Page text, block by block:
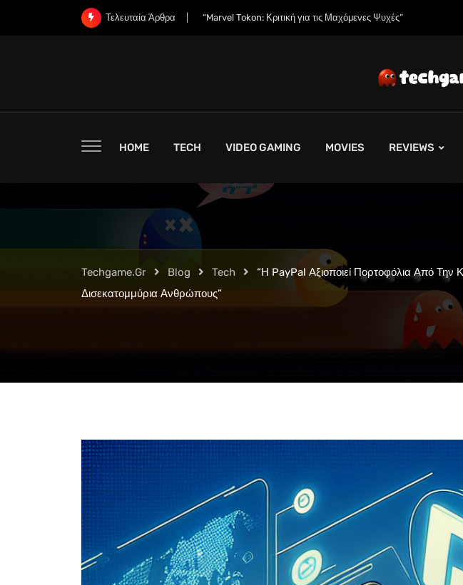
Τελευταία Άρθρα “Εδώ Μπορείτε να Προπαραγγείλετε το Spider-Man: Brand
HOME TECH VIDEO GAMING MOVIES REVIEWS
Techgame.gr Blog Tech
“Η PayPal Αξιοποιεί Πορτοφόλια Από Την
Δισεκατομμύρια Ανθρώπους”